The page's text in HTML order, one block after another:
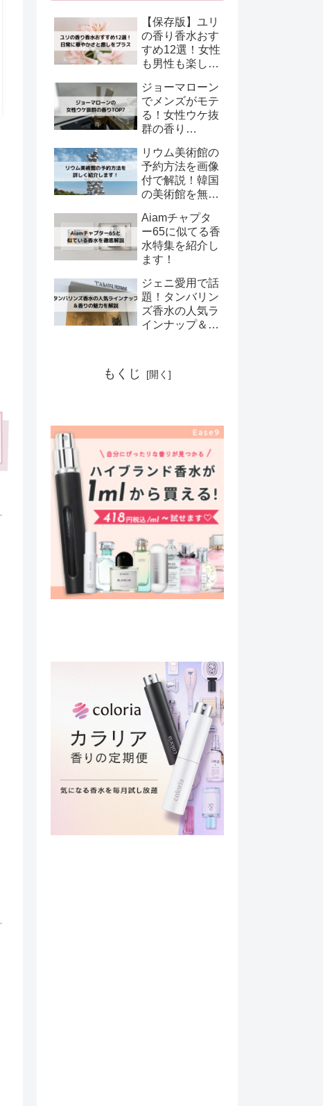
【保存版】ユリ
の香り香水おす
すめ12選！女性
も男性も楽しめ
グランス特集
ジョーマローン
でメンズがモテ
る！女性ウケ抜
群の香り
×好印象で選
ぶ】
リウム美術館の
予約方法を画像
付で解説！韓国
の美術館を無料
Aiamチャプタ
ー65に似てる香
水特集を紹介し
ます！
ジェニ愛用で話
題！タンバリン
ズ香水の人気ラ
インナップ＆香
もくじ